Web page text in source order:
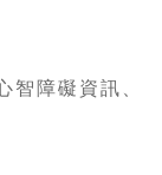
智障礙資訊、